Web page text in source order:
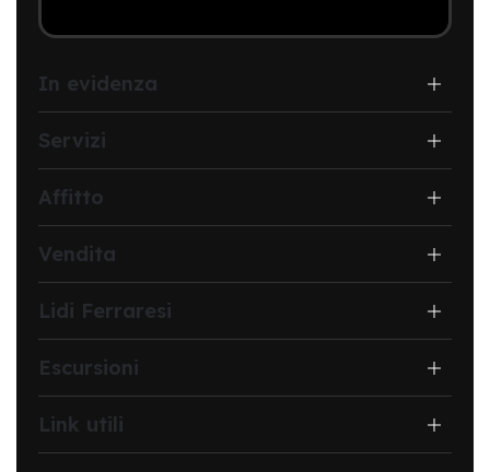
In evidenza
Servizi
Affitto
Vendita
Lidi Ferraresi
Escursioni
Link utili